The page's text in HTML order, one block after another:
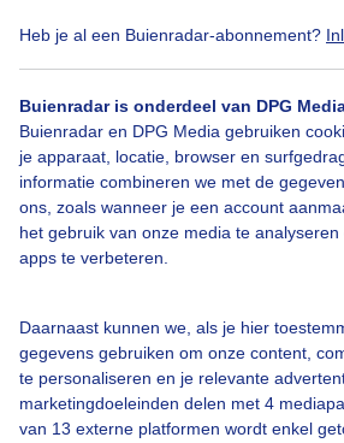
Heb je al een Buienradar-abonnement?
Buienradar is onderdeel van DPG
Buienradar en DPG Media gebruiken
je apparaat, locatie, browser en
informatie combineren we met de
ons, zoals wanneer je een account
het gebruik van onze media te
apps te verbeteren.
Daarnaast kunnen we, als je hier
gegevens gebruiken om onze content,
te personaliseren en je relevante
marketingdoeleinden delen met 4
van 13 externe platformen wordt enkel
Door: Marij Bouwers Gemaakt: 29-04-2025,
Natuur
Bekijk slideshow
Een moment geduld